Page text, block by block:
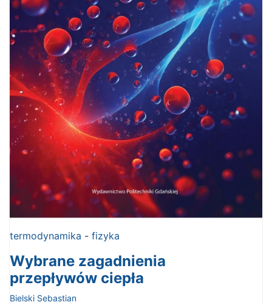
termodynamika - fizyka
Wybrane zagadnienia
przepływów ciepła
Bielski Sebastian